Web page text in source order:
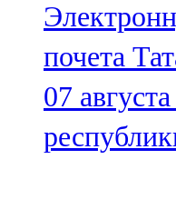
почета
07